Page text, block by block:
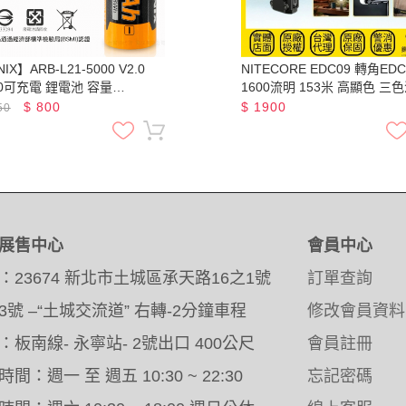
】ARB-L21-5000 V2.0
充電 鋰電池 容量
最大輸出電流7.5A
$ 800
NITECORE EDC09 轉角
1600流明 153米 高顯色 三
部磁吸 附柔光罩
$ 1900
售中心
23674 新北市土城區承天路16之1號
號 –“土城交流道” 右轉-2分鐘車程
板南線- 永寧站- 2號出口 400公尺
間：週一 至 週五 10:30 ~ 22:30
會員中心
訂單查詢
修改會員資料
會員註冊
忘記密碼